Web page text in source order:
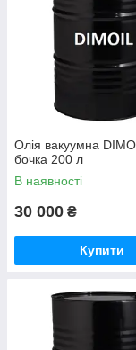
Олія вакуумна
бочка 200 л
В наявності
30 000 ₴
Купити